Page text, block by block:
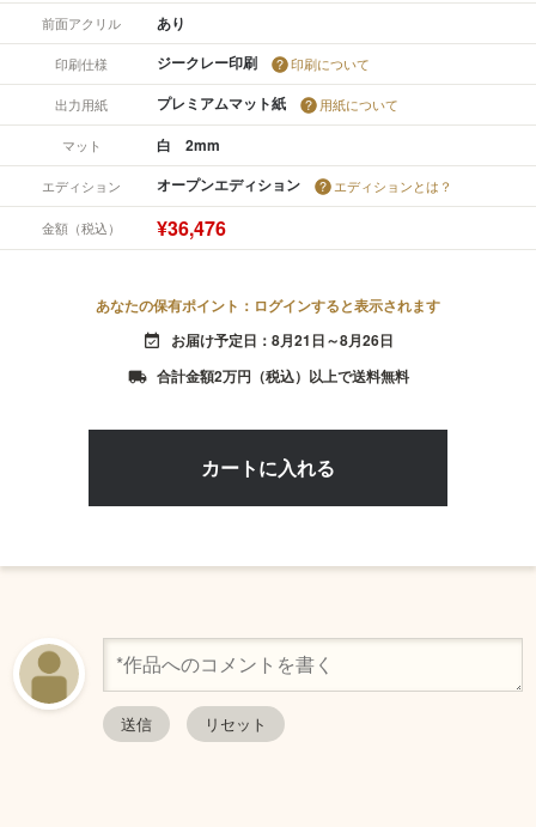
前面アクリル あり
印刷仕様 ジークレー印刷 印刷について
出力用紙 プレミアムマット紙 用紙について
マット 白 2mm
エディション オープンエディション エディションとは？
金額（税込） ¥36,476
あなたの保有ポイント：ログインすると表示されます
event_available お届け予定日：8月21日～8月26日
local_shipping 合計金額2万円（税込）以上で送料無料